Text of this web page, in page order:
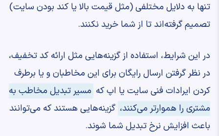
تنها به دلایل مختلفی (مثل قیمت بالا یا کند بودن سایت)
تصمیم گرفته‌اند تا از شما خرید نکنند.
در این شرایط، استفاده از گزینه‌هایی مثل ارائه کد تخفیف،
در نظر گرفتن ارسال رایگان برای این مخاطبان و یا برطرف
کردن ایرادات فنی سایت یا اپ که مسیر تبدیل مخاطب به
مشتری را هموارتر می‌کنند، گزینه‌هایی هستند که می‌توانند
باعث افزایش نرخ تبدیل شما شوند.